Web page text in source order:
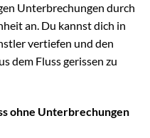
Unterbrechungen durch
an. Du kannst dich in
vertiefen und den
dem Fluss gerissen zu
ohne Unterbrechungen